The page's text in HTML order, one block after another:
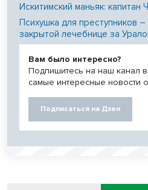
Искитимский маньяк: капитан
Психушка для преступников
закрытой лечебнице за
Вам было интересно?
Подпишитесь на наш канал
самые интересные новости
Подписаться на Дзен